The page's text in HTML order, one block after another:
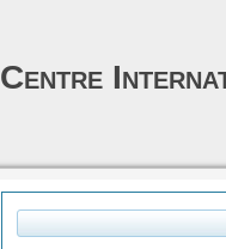
Centre